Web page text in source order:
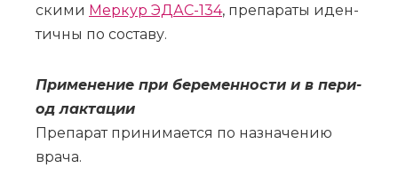
ски­ми Мер­кур ЭДАС-134, пре­па­ра­ты иден­
тич­ны по со­ста­ву.
При­ме­не­ние при бе­ре­мен­но­сти и в пе­ри­
од лак­та­ции
Пре­па­рат при­ни­ма­ет­ся по на­зна­че­нию
вра­ча.